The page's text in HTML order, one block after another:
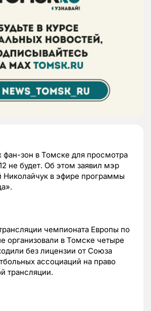
фан-зон в Томске для просмотра
не будет. Об этом заявил мэр
Николайчук в эфире программы
чемпионата Европы по
организовали в Томске четыре
без лицензии от Союза
ассоциаций на право
трансляции.